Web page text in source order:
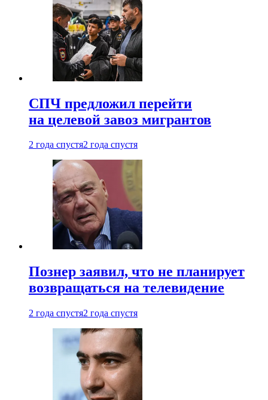
СПЧ предложил перейти
на целевой завоз мигрантов
2 года спустя2 года спустя
Познер заявил, что не планирует
возвращаться на телевидение
2 года спустя2 года спустя